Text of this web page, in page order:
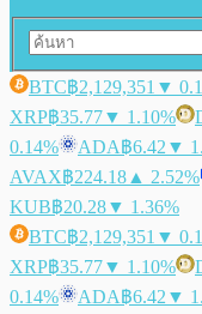
BTC฿2,129,351 ▼
XRP฿35.77▼ 1.10%
0.14%
ADA฿6.42 ▼
AVAX฿224.18 ▲ 2.52%
KUB฿20.28▼ 1.36%
BTC฿2,129,351 ▼
XRP฿35.77▼ 1.10%
0.14%
ADA฿6.42 ▼